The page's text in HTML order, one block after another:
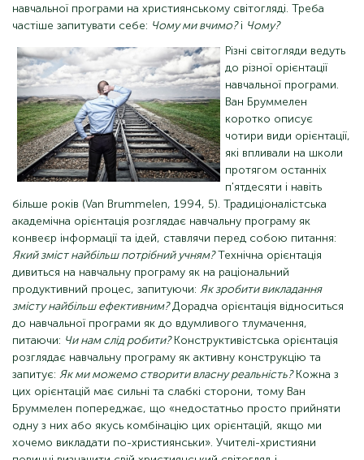
навчальної програми на християнському світогляді. Треба
частіше запитувати себе: Чому ми вчимо?і Чому?
Різні світогляди ведуть
до різної орієнтації
навчальної програми.
Ван Бруммелен
коротко описує
чотири види орієнтації,
які впливали на школи
протягом останніх
п'ятдесяти і навіть
більше років (Van Brummelen, 1994, 5). Традиціоналістська
академічна орієнтація розглядає навчальну програму як
конвеєр інформації та ідей, ставлячи перед собою питання:
Який зміст найбільш потрібний учням?Технічна орієнтація
дивиться на навчальну програму як на раціональний
продуктивний процес, запитуючи: Як зробити викладання
змісту найбільш ефективним?Дорадча орієнтація відноситься
до навчальної програми як до вдумливого тлумачення,
питаючи: Чи нам слід робити?Конструктивістська орієнтація
розглядає навчальну програму як активну конструкцію та
запитує: Як ми можемо створити власну реальність?Кожна з
цих орієнтацій має сильні та слабкі сторони, тому Ван
Бруммелен попереджає, що «недостатньо просто прийняти
одну з них або якусь комбінацію цих орієнтацій, якщо ми
хочемо викладати по-християнськи». Учителі-християни